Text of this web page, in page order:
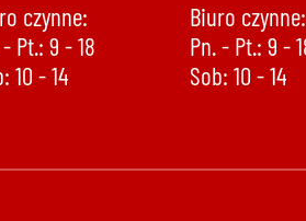
czynne:
Pt.: 9 - 18
10 - 14
Biuro czynne:
Pn. - Pt.: 9 -
Sob: 10 - 14